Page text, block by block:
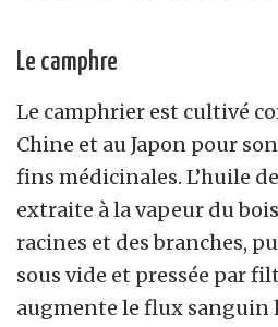
Le camphre
Le camphrier est cultivé
Chine et au Japon pour
fins médicinales. L’huile
extraite à la vapeur du
racines et des branches,
sous vide et pressée par
augmente le flux sanguin